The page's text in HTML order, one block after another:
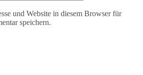
und Website in diesem Browser für
speichern.